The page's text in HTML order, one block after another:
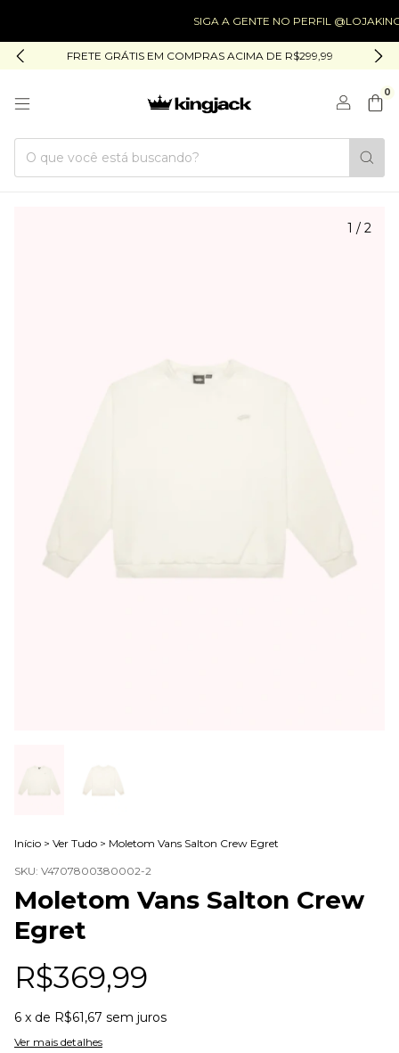
SIGA A GENTE NO PERFIL
FRETE GRÁTIS EM COMPRAS ACIMA DE R$299,99
0
1 / 2
Início > Ver Tudo > Moletom Vans Salton Crew Egret
SKU: V4707800380002-2
Moletom Vans Salton Crew
Egret
R$369,99
6 x de R$61,67 sem juros
Ver mais detalhes